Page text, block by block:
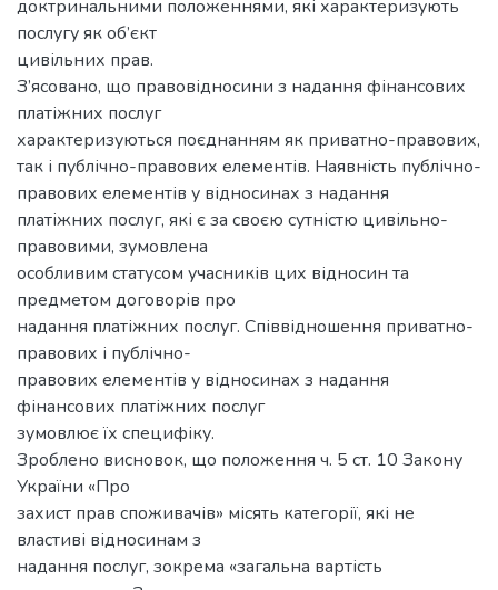
доктринальними положеннями, які характеризують
послугу як об’єкт
цивільних прав.
З’ясовано, що правовідносини з надання фінансових
платіжних послуг
характеризуються поєднанням як приватно-правових,
так і публічно-правових елементів. Наявність публічно-
правових елементів у відносинах з надання
платіжних послуг, які є за своєю сутністю цивільно-
правовими, зумовлена
особливим статусом учасників цих відносин та
предметом договорів про
надання платіжних послуг. Співвідношення приватно-
правових і публічно-
правових елементів у відносинах з надання
фінансових платіжних послуг
зумовлює їх специфіку.
Зроблено висновок, що положення ч. 5 ст. 10 Закону
України «Про
захист прав споживачів» місять категорії, які не
властиві відносинам з
надання послуг, зокрема «загальна вартість